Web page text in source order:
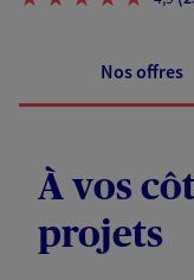
Nos offres
À vos
projets